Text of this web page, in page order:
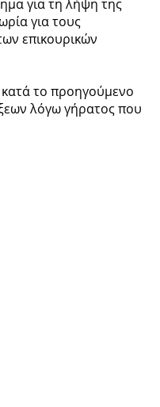
για τη λήψη της
για τους
επικουρικών
κατά το προηγούμενο
λόγω γήρατος που